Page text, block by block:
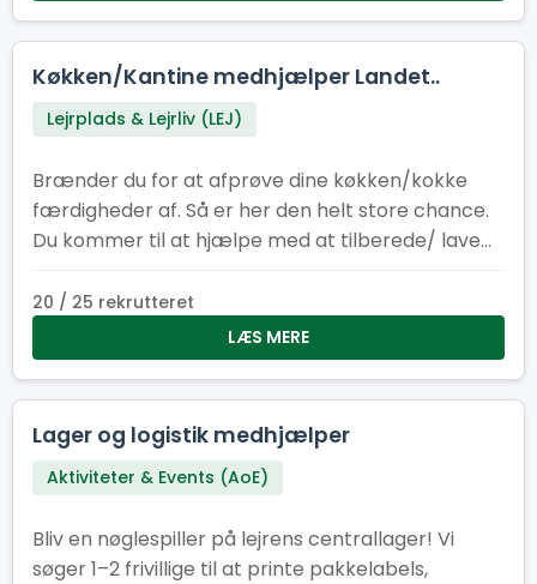
Køkken/Kantine medhjælper Landet..
Lejrplads & Lejrliv (LEJ)
Brænder du for at afprøve dine køkken/kokke
færdigheder af. Så er her den helt store chance.
Du kommer til at hjælpe med at tilberede/ lave
20 / 25 rekrutteret
LÆS MERE
Lager og logistik medhjælper
Aktiviteter & Events (AoE)
Bliv en nøglespiller på lejrens centrallager! Vi
søger 1–2 frivillige til at printe pakkelabels,